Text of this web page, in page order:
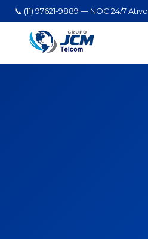
📞 (11) 97621-9889 — NOC 24/7 Ativo